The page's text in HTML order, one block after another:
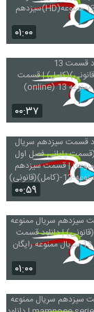
۰۱:۰۰
۰۰:۳۷
۰۰:۵۹
۰۱:۰۰